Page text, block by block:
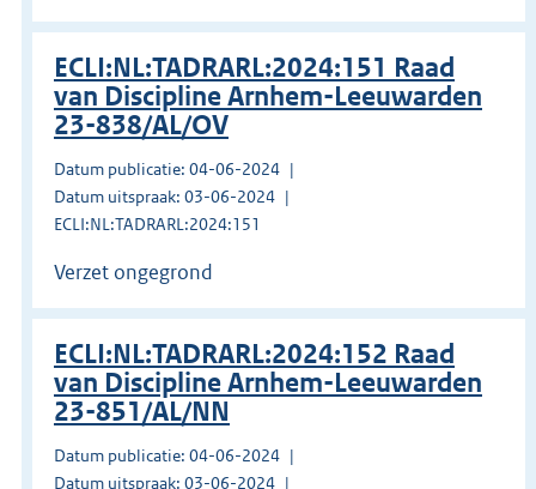
ECLI:NL:TADRARL:2024:151 Raad
van Discipline Arnhem-Leeuwarden
23-838/AL/OV
Datum publicatie: 04-06-2024
Datum uitspraak: 03-06-2024
ECLI:NL:TADRARL:2024:151
Verzet ongegrond
ECLI:NL:TADRARL:2024:152 Raad
van Discipline Arnhem-Leeuwarden
23-851/AL/NN
Datum publicatie: 04-06-2024
Datum uitspraak: 03-06-2024